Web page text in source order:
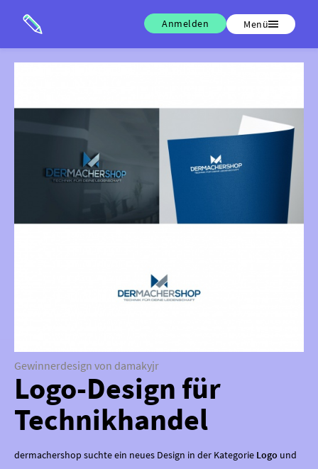
Anmelden Menü
Gewinnerdesign von damakyjr
Logo-Design für
Technikhandel
dermachershop suchte ein neues Design in der Kategorie Logo und